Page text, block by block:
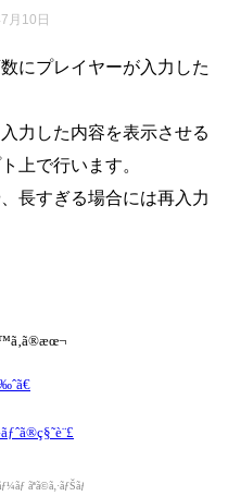
月10日
にプレイヤーが入力した
力した内容を表示させる
上で行います。
長すぎる場合には再入力